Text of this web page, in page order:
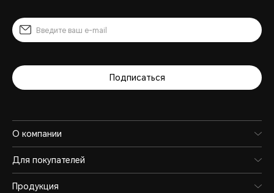
Подписаться
О компании
Для покупателей
Продукция